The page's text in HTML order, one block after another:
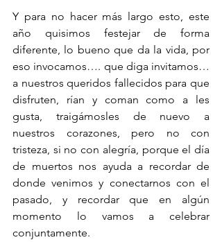
Y para no hacer más largo esto, este
año quisimos festejar de forma
diferente, lo bueno que da la vida, por
eso invocamos…. que diga invitamos…
a nuestros queridos fallecidos para que
disfruten, rían y coman como a les
gusta, traigámosles de nuevo a
nuestros corazones, pero no con
tristeza, si no con alegría, porque el día
de muertos nos ayuda a recordar de
donde venimos y conectarnos con el
pasado, y recordar que en algún
momento lo vamos a celebrar
conjuntamente.